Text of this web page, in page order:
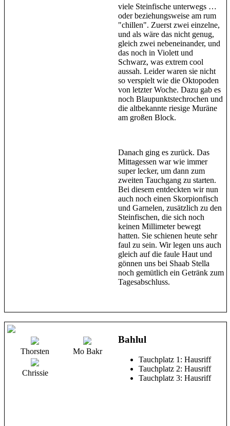
viele Steinfische unterwegs …
oder beziehungsweise am rum
"chillen". Zuerst zwei einzelne,
und als wäre das nicht genug,
gleich zwei nebeneinander, und
das noch in Violett und
Schwarz, was extrem cool
aussah. Leider waren sie nicht
so verspielt wie die Oktopoden
von letzter Woche. Dazu gab es
noch Blaupunktstechrochen und
die altbekannte riesige Muräne
am großen Block.
Danach ging es zurück. Das
Mittagessen war wie immer
super lecker, um dann zum
zweiten Tauchgang zu starten.
Bei diesem entdeckten wir nun
auch noch einen Skorpionfisch
und Garnelen, zusätzlich zu den
Steinfischen, die sich noch
keinen Millimeter bewegt
hatten. Sie schienen heute sehr
faul zu sein. Wir legen uns auch
gleich auf die faule Haut und
gönnen uns bei Shaab Stella
noch gemütlich ein Getränk zum
Tagesabschluss.
Thorsten Mo Bakr
Chrissie
Bahlul
Tauchplatz 1: Hausriff
Tauchplatz 2: Hausriff
Tauchplatz 3: Hausriff